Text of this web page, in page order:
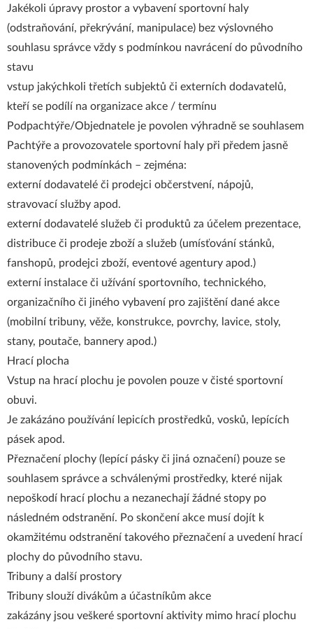
Jakékoli úpravy prostor a vybavení sportovní haly
(odstraňování, překrývání, manipulace) bez výslovného
souhlasu správce vždy s podmínkou navrácení do původního
stavu
vstup jakýchkoli třetích subjektů či externích dodavatelů,
kteří se podílí na organizace akce / termínu
Podpachtýře/Objednatele je povolen výhradně se souhlasem
Pachtýře a provozovatele sportovní haly při předem jasně
stanovených podmínkách – zejména:
externí dodavatelé či prodejci občerstvení, nápojů,
stravovací služby apod.
externí dodavatelé služeb či produktů za účelem prezentace,
distribuce či prodeje zboží a služeb (umísťování stánků,
fanshopů, prodejci zboží, eventové agentury apod.)
externí instalace či užívání sportovního, technického,
organizačního či jiného vybavení pro zajištění dané akce
(mobilní tribuny, věže, konstrukce, povrchy, lavice, stoly,
stany, poutače, bannery apod.)
Hrací plocha
Vstup na hrací plochu je povolen pouze v čisté sportovní
obuvi.
Je zakázáno používání lepicích prostředků, vosků, lepících
pásek apod.
Přeznačení plochy (lepící pásky či jiná označení) pouze se
souhlasem správce a schválenými prostředky, které nijak
nepoškodí hrací plochu a nezanechají žádné stopy po
následném odstranění. Po skončení akce musí dojít k
okamžitému odstranění takového přeznačení a uvedení hrací
plochy do původního stavu.
Tribuny a další prostory
Tribuny slouží divákům a účastníkům akce
zakázány jsou veškeré sportovní aktivity mimo hrací plochu